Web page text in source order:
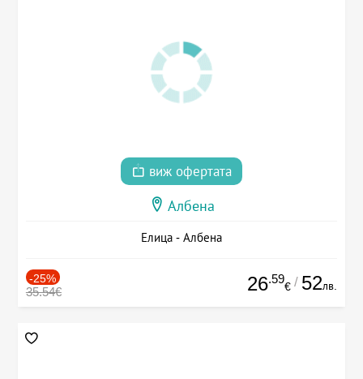
виж офертата
Албена
Елица - Албена
-25%
35.54€ 26.59
€ / 52лв.